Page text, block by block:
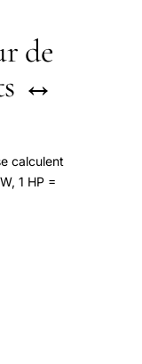
de
↔
calculent
1 HP =